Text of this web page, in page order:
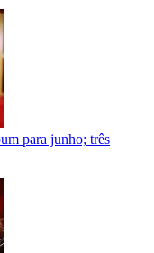
para junho; três